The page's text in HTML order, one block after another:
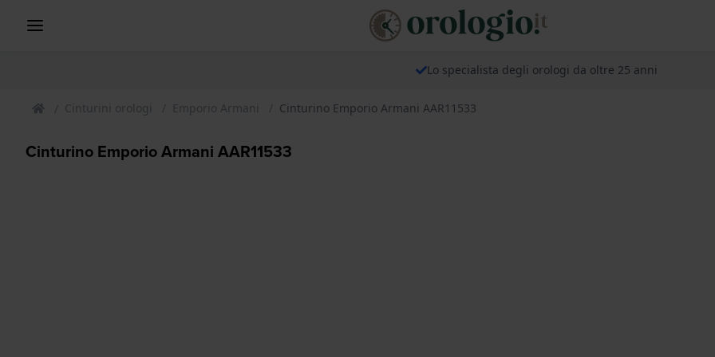
Lo specialista degli orologi da oltre 25 anni
Cinturini orologi Emporio Armani Cinturino Emporio Armani AAR11533
Cinturino Emporio Armani AAR11533